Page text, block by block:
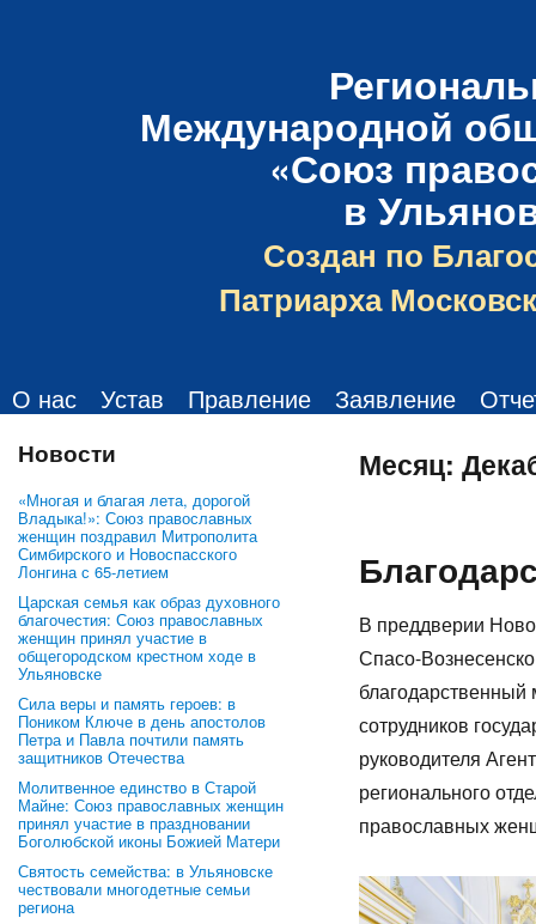
Международной
«Союз
в
Создан по
Патриарха
О нас Устав Правление Заявление
Новости
«Многая и благая лета, дорогой
Владыка!»: Союз православных
женщин поздравил Митрополита
Симбирского и Новоспасского
Лонгина с 65-летием
Царская семья как образ духовного
благочестия: Союз православных
женщин принял участие в
общегородском крестном ходе в
Ульяновске
Сила веры и память героев: в
Поником Ключе в день апостолов
Петра и Павла почтили память
защитников Отечества
Молитвенное единство в Старой
Майне: Союз православных женщин
принял участие в праздновании
Боголюбской иконы Божией Матери
Святость семейства: в Ульяновске
чествовали многодетные семьи
региона
Месяц:
В преддверии
Спасо-
сотрудников
руководителя
регионального
православных